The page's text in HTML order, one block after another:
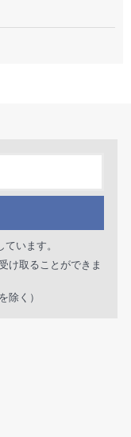
います。
け取ることができま
除く）